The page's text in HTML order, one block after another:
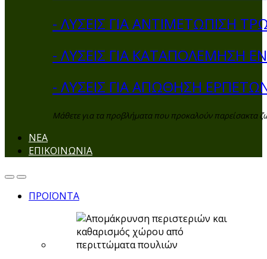
- ΛΥΣΕΙΣ ΓΙΑ ΑΝΤΙΜΕΤΩΠΙΣΗ
- ΛΥΣΕΙΣ ΓΙΑ ΚΑΤΑΠΟΛΕΜΗΣΗ
- ΛΥΣΕΙΣ ΓΙΑ ΑΠΩΘΗΣΗ
Μάθετε για τα προβλήματα που προκαλούν παρείσακτα
ΝΕΑ
ΕΠΙΚΟΙΝΩΝΙΑ
ΠΡΟΪΟΝΤΑ